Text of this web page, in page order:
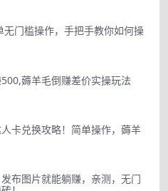
无门槛操作，手把手教你如何操
薅羊毛倒赚差价实操玩法
卡兑换攻略！简单操作，薅羊
布图片就能躺赚，亲测，无门